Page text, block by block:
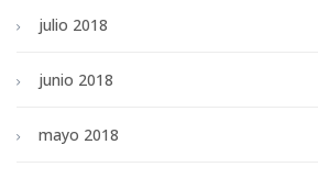
julio 2018
junio 2018
mayo 2018